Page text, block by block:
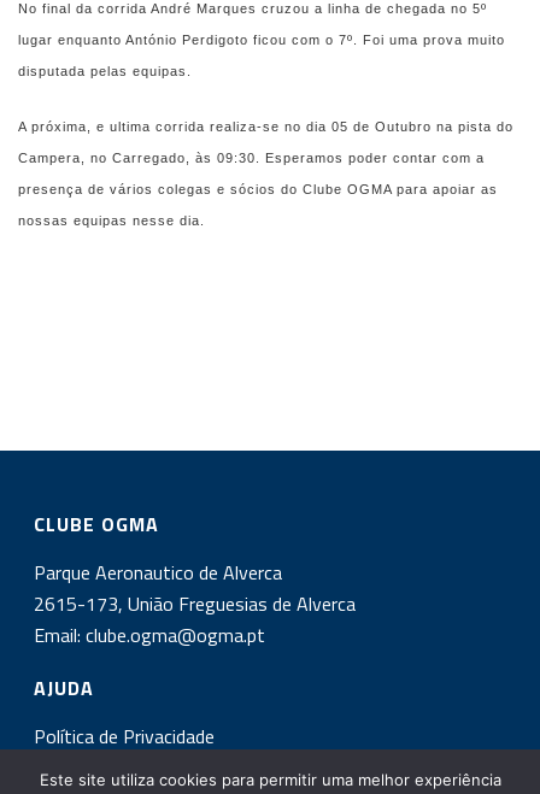
No final da corrida André Marques cruzou a linha de chegada no 5º
lugar enquanto António Perdigoto ficou com o 7º. Foi uma prova muito
disputada pelas equipas.
A próxima, e ultima corrida realiza-se no dia 05 de Outubro na pista do
Campera, no Carregado, às 09:30. Esperamos poder contar com a
presença de vários colegas e sócios do Clube OGMA para apoiar as
nossas equipas nesse dia.
CLUBE OGMA
Parque Aeronautico de Alverca
2615-173, União Freguesias de Alverca
Email:clube.ogma@ogma.pt
AJUDA
Política de Privacidade
Este site utiliza cookies para permitir uma melhor experiência